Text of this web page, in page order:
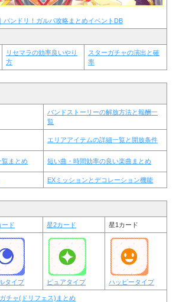
バンドリ！ガルパ攻略まとめイベントDB
リセマラの効率良いやり
方
スターガチャの演出と確
率
バンドストーリーの解放方法と報酬一
覧
エリアアイテムの詳細一覧と開放条件
覧まとめ 短い曲・時間効率の良い楽曲まとめ
EXミッションとデコレーション機能
ード 星2カード 星1カード
タイプ ピュアタイプ ハッピータイプ
チャ(ドリフェス)まとめ